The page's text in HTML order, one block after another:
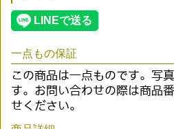
一点もの保証
この商品は一点ものです。写
す。お問い合わせの際は商品
せください。